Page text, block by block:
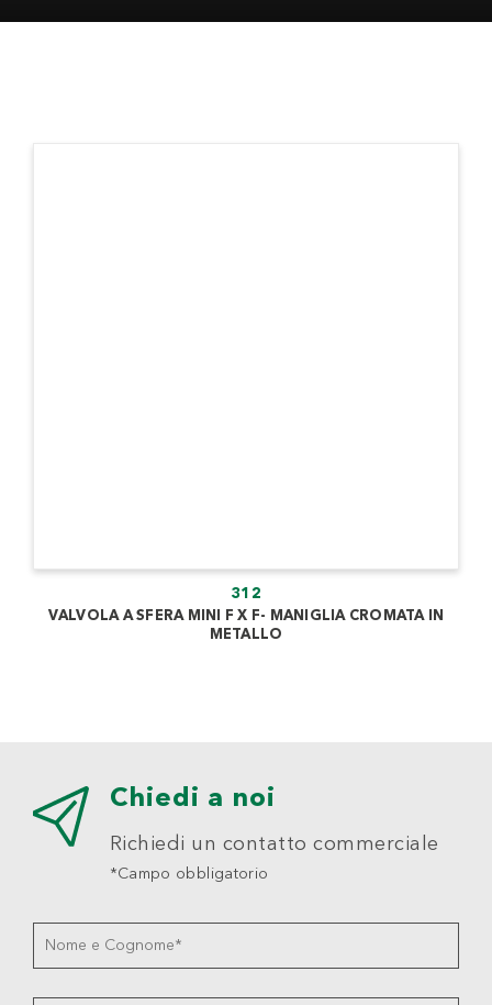
312
VALVOLA A SFERA MINI F X F- MANIGLIA CROMATA IN
METALLO
Chiedi a noi
Richiedi un contatto commerciale
*Campo obbligatorio